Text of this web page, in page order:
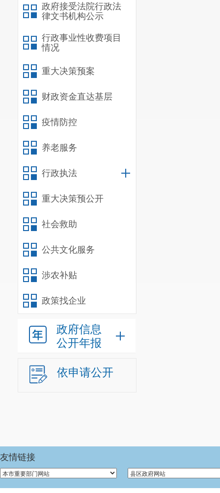
政府接受法院行政法
律文书机构公示
行政事业性收费项目
情况
重大决策预案
财政资金直达基层
疫情防控
养老服务
行政执法
重大决策预公开
社会救助
公共文化服务
涉农补贴
政策找企业
政府信息
公开年报
依申请公开
友情链接